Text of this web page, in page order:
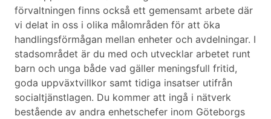
förvaltningen finns också ett gemensamt arbete där
vi delat in oss i olika målområden för att öka
handlingsförmågan mellan enheter och avdelningar. I
stadsområdet är du med och utvecklar arbetet runt
barn och unga både vad gäller meningsfull fritid,
goda uppväxtvillkor samt tidiga insatser utifrån
socialtjänstlagen. Du kommer att ingå i nätverk
bestående av andra enhetschefer inom Göteborgs